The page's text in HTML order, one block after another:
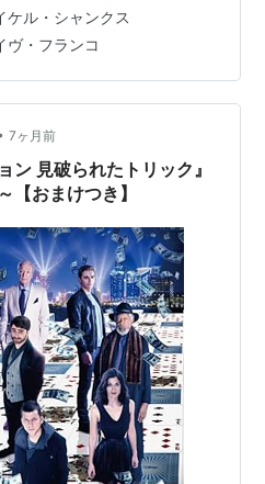
書かれています。「体の奇
ップルの運命を描くホラ
人が、ある出来事をきっか
せられるかのようにくっつ
監督・脚本を務めたのは映
家などマルチに活動するマ
ケル・シャンクス
ヴ・フランコ
7ヶ月前
ン 見破られたトリック』
【おまけつき】